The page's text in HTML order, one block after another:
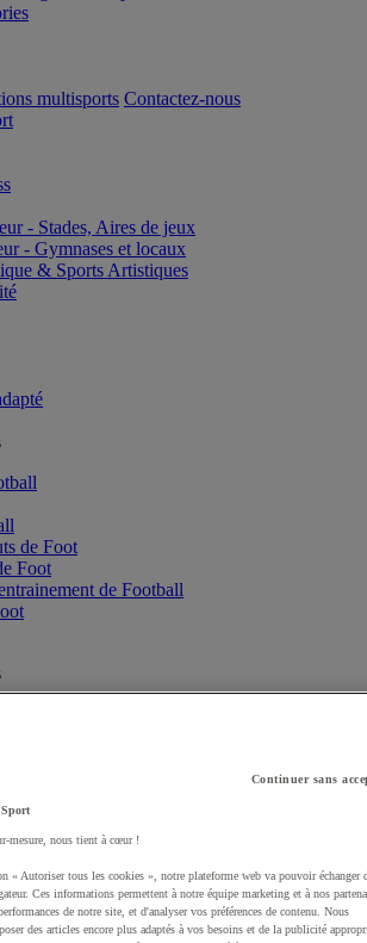
multisports Contactez-nous
- Stades, Aires de jeux
- Gymnases et locaux
& Sports Artistiques
de Foot
Foot
de Football
buts de Basket
Continuer sans
Sport
mesure, nous tient à cœur !
« Autoriser tous les cookies », notre plateforme web va pouvoir échanger
Ces informations permettent à notre équipe marketing et à nos
de notre site, et d'analyser vos préférences de contenu. Nous
des articles encore plus adaptés à vos besoins et de la publicité